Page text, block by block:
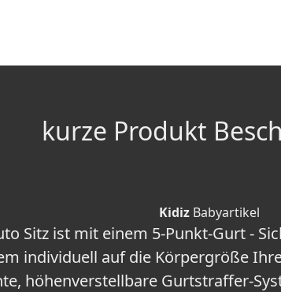
kurze Produkt
KidizBabyartikel
Sitz ist mit einem 5-Punkt-Gurt -
individuell auf die Körpergröße
höhenverstellbare Gurtstraffer-